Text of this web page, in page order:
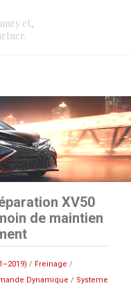
et,
XV50
de maintien
/ Freinage /
Dynamique / Systeme